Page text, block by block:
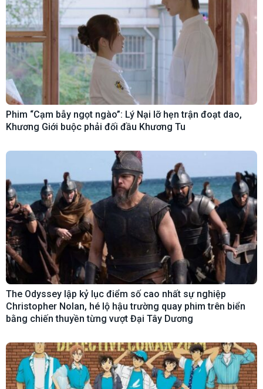
Phim “Cạm bẫy ngọt ngào”: Lý Nại lỡ hẹn trận đoạt dao,
Khương Giới buộc phải đối đầu Khương Tu
The Odyssey lập kỷ lục điểm số cao nhất sự nghiệp
Christopher Nolan, hé lộ hậu trường quay phim trên biển
bằng chiến thuyền từng vượt Đại Tây Dương